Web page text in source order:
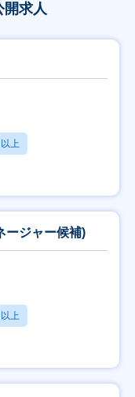
開求人
上
ージャー候補)
上